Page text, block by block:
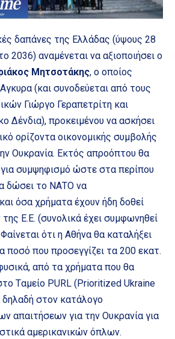
δαπάνες της Ελλάδας (ύψους 28
2036) αναμένεται να αξιοποιήσει ο
Μητσοτάκης, ο οποίος
(και συνοδεύεται από τους
Γιώργο Γεραπετρίτη και
Δένδια), προκειμένου να ασκήσει
ορίζοντα οικονομικής συμβολής
Ουκρανία. Εκτός απροόπτου θα
συμψηφισμό ώστε στα περίπου
δώσει το ΝΑΤΟ να
όσα χρήματα έχουν ήδη δοθεί
Ε.Ε. (συνολικά έχει συμφωνηθεί
ότι η Αθήνα θα καταλήξει
ποσό που προσεγγίζει τα 200 εκατ.
από τα χρήματα που θα
Tαμείο PURL (Prioritized Ukraine
στον κατάλογο
απαιτήσεων για την Ουκρανία για
αμερικανικών όπλων.